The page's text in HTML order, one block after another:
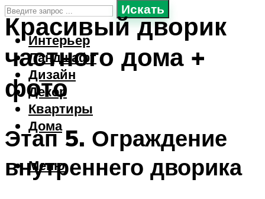
Искать
Интерьер
Ландшафт
Дизайн
Декор
Квартиры
Дома
Меню
Красивый дворик
частного дома +
фото
Этап 5. Ограждение
внутреннего дворика